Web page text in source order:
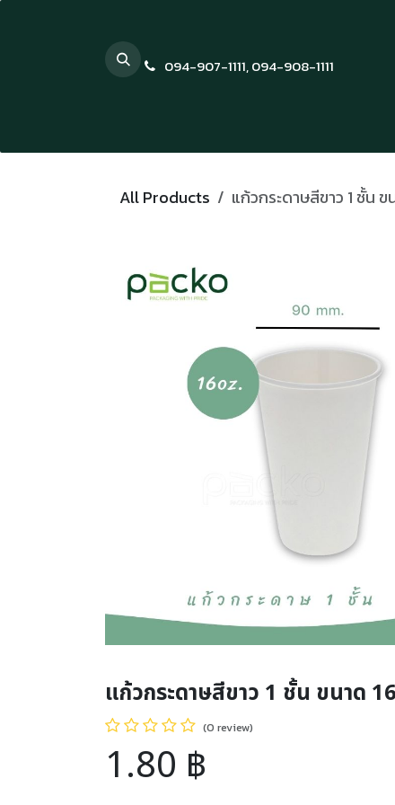
094-907-1111,094-908-1111
All Products แก้วกระดาษสีขาว 1 ชั้น
แก้วกระดาษสีขาว 1 ชั้น ขนาด
(0 review)
1.80 ฿